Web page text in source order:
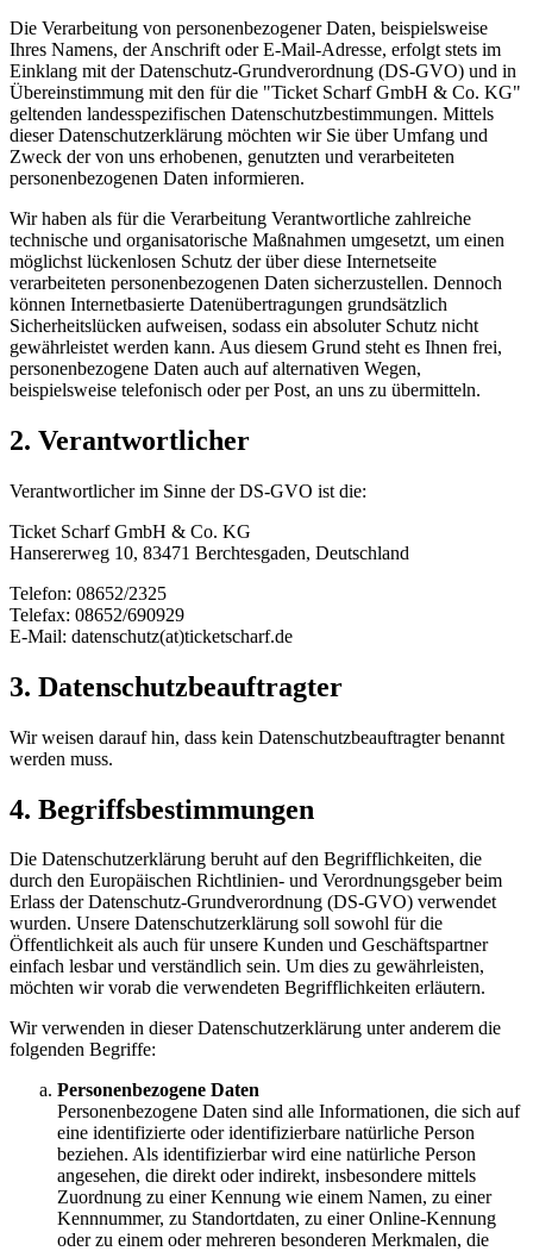
Die Verarbeitung von personenbezogener Daten, beispielsweise
Ihres Namens, der Anschrift oder E-Mail-Adresse, erfolgt stets im
Einklang mit der Datenschutz-Grundverordnung (DS-GVO) und in
Übereinstimmung mit den für die "Ticket Scharf GmbH & Co. KG"
geltenden landesspezifischen Datenschutzbestimmungen. Mittels
dieser Datenschutzerklärung möchten wir Sie über Umfang und
Zweck der von uns erhobenen, genutzten und verarbeiteten
personenbezogenen Daten informieren.
Wir haben als für die Verarbeitung Verantwortliche zahlreiche
technische und organisatorische Maßnahmen umgesetzt, um einen
möglichst lückenlosen Schutz der über diese Internetseite
verarbeiteten personenbezogenen Daten sicherzustellen. Dennoch
können Internetbasierte Datenübertragungen grundsätzlich
Sicherheitslücken aufweisen, sodass ein absoluter Schutz nicht
gewährleistet werden kann. Aus diesem Grund steht es Ihnen frei,
personenbezogene Daten auch auf alternativen Wegen,
beispielsweise telefonisch oder per Post, an uns zu übermitteln.
2. Verantwortlicher
Verantwortlicher im Sinne der DS-GVO ist die:
Ticket Scharf GmbH & Co. KG
Hansererweg 10, 83471 Berchtesgaden, Deutschland
Telefon: 08652/2325
Telefax: 08652/690929
E-Mail: datenschutz(at)ticketscharf.de
3. Datenschutzbeauftragter
Wir weisen darauf hin, dass kein Datenschutzbeauftragter benannt
werden muss.
4. Begriffsbestimmungen
Die Datenschutzerklärung beruht auf den Begrifflichkeiten, die
durch den Europäischen Richtlinien- und Verordnungsgeber beim
Erlass der Datenschutz-Grundverordnung (DS-GVO) verwendet
wurden. Unsere Datenschutzerklärung soll sowohl für die
Öffentlichkeit als auch für unsere Kunden und Geschäftspartner
einfach lesbar und verständlich sein. Um dies zu gewährleisten,
möchten wir vorab die verwendeten Begrifflichkeiten erläutern.
Wir verwenden in dieser Datenschutzerklärung unter anderem die
folgenden Begriffe:
Personenbezogene Daten
Personenbezogene Daten sind alle Informationen, die sich auf
eine identifizierte oder identifizierbare natürliche Person
beziehen. Als identifizierbar wird eine natürliche Person
angesehen, die direkt oder indirekt, insbesondere mittels
Zuordnung zu einer Kennung wie einem Namen, zu einer
Kennnummer, zu Standortdaten, zu einer Online-Kennung
oder zu einem oder mehreren besonderen Merkmalen, die